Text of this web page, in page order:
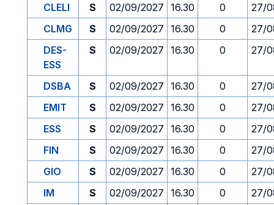
CLELI S 02/09/2027 16.30 0
27/
CLMG
S 02/09/2027 16.30 0
27/
DES-
ESS
S 02/09/2027 16.30 0 27/
DSBA S 02/09/2027 16.30 0
27/
EMIT
S 02/09/2027 16.30 0
27/
ESS
S 02/09/2027 16.30 0
27/
FIN
S 02/09/2027 16.30 0
27/
GIO
S 02/09/2027 16.30 0
27/
IM
S 02/09/2027 16.30 0
27/